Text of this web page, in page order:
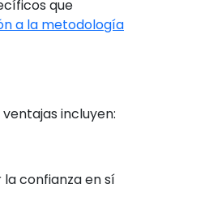
que
a la metodología
incluyen:
la confianza en sí